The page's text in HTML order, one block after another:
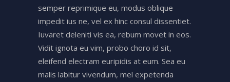
semper reprimique eu, modus oblique
impedit ius ne, vel ex hinc consul dissentiet.
Iuvaret deleniti vis ea, rebum movet in eos.
Vidit ignota eu vim, probo choro id sit,
eleifend electram euripidis at eum. Sea eu
malis labitur vivendum, mel expetenda